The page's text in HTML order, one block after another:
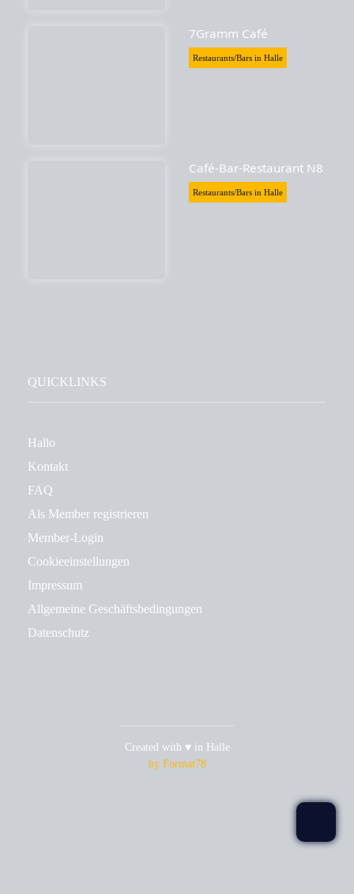
7Gramm Café
Restaurants/Bars in Halle
Café-Bar-Restaurant N8
Restaurants/Bars in Halle
QUICKLINKS
Hallo
Kontakt
FAQ
Als Member registrieren
Member-Login
Cookieeinstellungen
Impressum
Allgemeine Geschäftsbedingungen
Datenschutz
Created with ♥ in Halle
by Format78